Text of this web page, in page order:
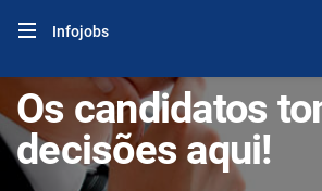
Infojobs
Os candidatos
decisões aqui!